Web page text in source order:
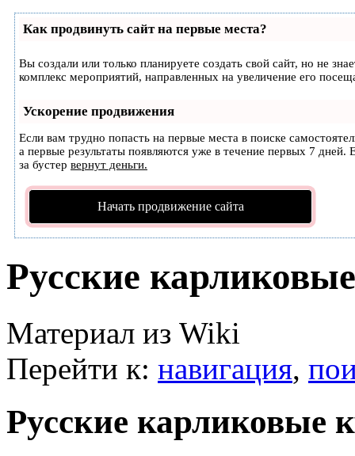
Как продвинуть сайт на первые места?
Вы создали или только планируете создать свой сайт, но не
комплекс мероприятий, направленных на увеличение его
Ускорение продвижения
Если вам трудно попасть на первые места в поиске
а первые результаты появляются уже в течение первых 7
за бустер вернут деньги.
Начать продвижение сайта
Русские
Материал из Wiki
Перейти к: навигация,
Русские карликовые